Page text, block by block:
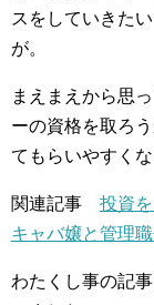
スをしていきた
が。
まえまえから思
ーの資格を取ろ
てもらいやすくな
関連記事 投資
キャバ嬢と管理
わたくし事の記